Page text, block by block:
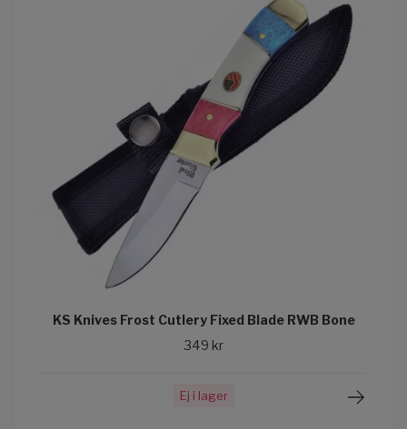
KS Knives Frost Cutlery Fixed Blade RWB Bone
349 kr
Ej i lager